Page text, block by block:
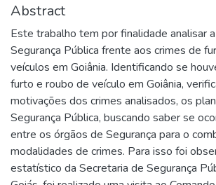
Abstract
Este trabalho tem por finalidade analisar
Segurança Pública frente aos crimes de
veículos em Goiânia. Identificando se
furto e roubo de veículo em Goiânia,
motivações dos crimes analisados, os
Segurança Pública, buscando saber se
entre os órgãos de Segurança para o
modalidades de crimes. Para isso foi
estatístico da Secretaria de Segurança